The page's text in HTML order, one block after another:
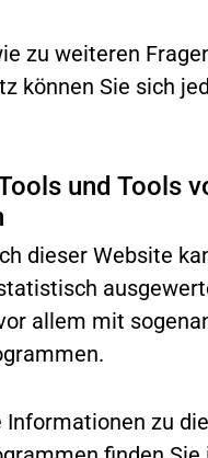
zu weiteren
können Sie sich
und Tools
dieser Website
allem mit
zu